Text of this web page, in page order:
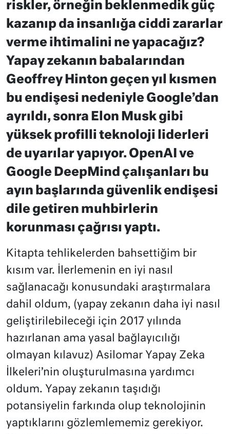
riskler, örneğin beklenmedik güç
kazanıp da insanlığa ciddi zararlar
verme ihtimalini ne yapacağız?
Yapay zekanın babalarından
Geoffrey Hinton geçen yıl kısmen
bu endişesi nedeniyle Google’dan
ayrıldı, sonra Elon Musk gibi
yüksek profilli teknoloji liderleri
de uyarılar yapıyor. OpenAI ve
Google DeepMind çalışanları bu
ayın başlarında güvenlik endişesi
dile getiren muhbirlerin
korunması çağrısı yaptı.
Kitapta tehlikelerden bahsettiğim bir
kısım var. İlerlemenin en iyi nasıl
sağlanacağı konusundaki araştırmalara
dahil oldum, (yapay zekanın daha iyi nasıl
geliştirilebileceği için 2017 yılında
hazırlanan ama yasal bağlayıcılığı
olmayan kılavuz) Asilomar Yapay Zeka
İlkeleri’nin oluşturulmasına yardımcı
oldum. Yapay zekanın taşıdığı
potansiyelin farkında olup teknolojinin
yaptıklarını gözlemlememiz gerekiyor.